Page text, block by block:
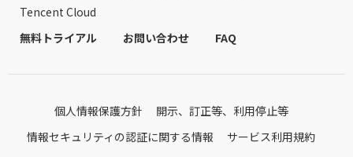
Tencent Cloud
無料トライアル
お問い合わせ FAQ
個人情報保護方針
開示、訂正等、利用停止等
情報セキュリティの認証に関する情報
サービス利用規約